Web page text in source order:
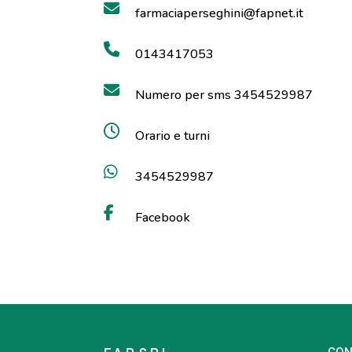
farmaciaperseghini@fapnet.it
0143417053
Numero per sms 3454529987
Orario e turni
3454529987
Facebook